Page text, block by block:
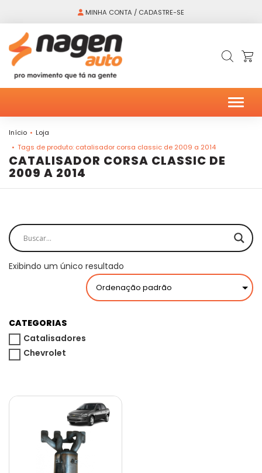
MINHA CONTA / CADASTRE-SE
Início
Loja
Tags de produto: catalisador corsa classic de 2009 a 2014
CATALISADOR CORSA CLASSIC DE
2009 A 2014
Exibindo um único resultado
CATEGORIAS
Catalisadores
Chevrolet